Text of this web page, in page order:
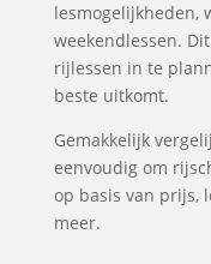
lesmogelijkheden,
weekendlessen.
rijlessen in te
beste uitkomt.
Gemakkelijk
eenvoudig om
op basis van prijs,
meer.